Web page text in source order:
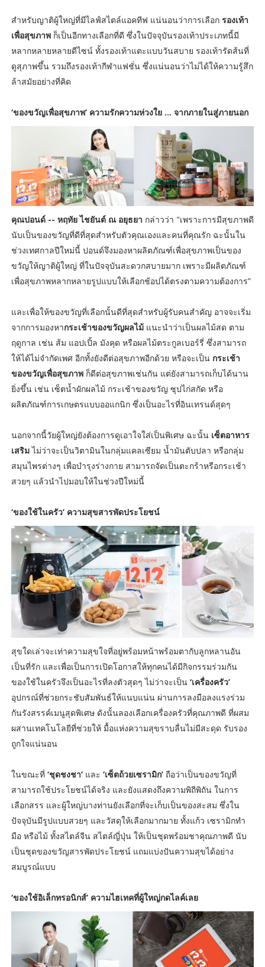
สำหรับญาติผู้ใหญ่ที่มีไลฟ์สไตล์แอคทีฟ แน่นอนว่าการเลือก รองเท้า
เพื่อสุขภาพก็เป็นอีกทางเลือกที่ดี ซึ่งในปัจจุบันรองเท้าประเภทนี้มี
หลากหลายหลายดีไซน์ ทั้งรองเท้าแตะแบบวันสบาย รองเท้ารัดส้นที่
ดูสุภาพขึ้น รวมถึงรองเท้ากีฬาแฟชั่น ซึ่งแน่นอนว่าไม่ได้ให้ความรู้สึก
ล้าสมัยอย่างที่คิด
‘ของขวัญเพื่อสุขภาพ’ ความรักความห่วงใย … จากภายในสู่ภายนอก
คุณปอนด์ -- หฤทัย ไชยันต์ ณ อยุธยา กล่าวว่า "เพราะการมีสุขภาพดี
นับเป็นของขวัญที่ดีที่สุดสำหรับตัวคุณเองและคนที่คุณรัก ฉะนั้นใน
ช่วงเทศกาลปีใหม่นี้ ปอนด์จึงมองหาผลิตภัณฑ์เพื่อสุขภาพเป็นของ
ขวัญให้ญาติผู้ใหญ่ ที่ในปัจจุบันสะดวกสบายมาก เพราะมีผลิตภัณฑ์
เพื่อสุขภาพหลากหลายรูปแบบให้เลือกช้อปได้ตรงตามความต้องการ”
และเพื่อให้ของขวัญที่เลือกนั้นดีที่สุดสำหรับผู้รับคนสำคัญ อาจจะเริ่ม
จากการมองหากระเช้าของขวัญผลไม้ แนะนำว่าเป็นผลไม้สด ตาม
ฤดูกาล เช่น ส้ม แอปเปิ้ล มังคุด หรือผลไม้ตระกูลเบอร์รี่ ซึ่งสามารถ
ให้ได้ไม่จำกัดเพศ อีกทั้งยังดีต่อสุขภาพอีกด้วย หรือจะเป็น กระเช้า
ของขวัญเพื่อสุขภาพก็ดีต่อสุขภาพเช่นกัน แต่ยังสามารถเก็บได้นาน
ยิ่งขึ้น เช่น เซ็ตน้ำผักผลไม้ กระเช้าของขวัญ ซุปไก่สกัด หรือ
ผลิตภัณฑ์การเกษตรแบบออแกนิก ซึ่งเป็นอะไรที่อินเทรนด์สุดๆ
นอกจากนี้วัยผู้ใหญ่ยังต้องการดูเอาใจใส่เป็นพิเศษ ฉะนั้นเซ็ตอาหาร
เสริมไม่ว่าจะเป็นวิตามินในกลุ่มแคลเซียม น้ำมันตับปลา หรือกลุ่ม
สมุนไพรต่างๆ เพื่อบำรุงร่างกาย สามารถจัดเป็นตะกร้าหรือกระเช้า
สวยๆ แล้วนำไปมอบให้ในช่วงปีใหม่นี้
‘ของใช้ในครัว’ ความสุขสารพัดประโยชน์
สุขใดเล่าจะเท่าความสุขใจที่อยู่พร้อมหน้าพร้อมตากับลูกหลานอัน
เป็นที่รัก และเพื่อเป็นการเปิดโอกาสให้ทุกคนได้มีกิจกรรมร่วมกัน
ของใช้ในครัวจึงเป็นอะไรที่ลงตัวสุดๆ ไม่ว่าจะเป็น‘เครื่องครัว’
อุปกรณ์ที่ช่วยกระชับสัมพันธ์ให้แนบแน่น ผ่านการลงมือลงแรงร่วม
กันรังสรรค์เมนูสุดพิเศษ ดังนั้นลองเลือกเครื่องครัวที่คุณภาพดี ที่ผสม
ผสานเทคโนโลยีที่ช่วยให้ มื้อแห่งความสุขราบลื่นไม่มีสะดุด รับรอง
ถูกใจแน่นอน
ในขณะที่ ‘ชุดชงชา’ และ ‘เซ็ตถ้วยเซรามิก’ถือว่าเป็นของขวัญที่
สามารถใช้ประโยชน์ได้จริง และยังแสดงถึงความพิถีพิถัน ในการ
เลือกสรร และผู้ใหญ่บางท่านยังเลือกที่จะเก็บเป็นของสะสม ซึ่งใน
ปัจจุบันมีรูปแบบสวยๆ และวัสดุให้เลือกมากมาย ทั้งแก้ว เซรามิกทำ
มือ หรือไม้ ทั้งสไตล์จีน สไตล์ญี่ปุ่น ให้เป็นชุดพร้อมชาคุณภาพดี นับ
เป็นชุดของขวัญสารพัดประโยชน์ แถมแบ่งปันความสุขได้อย่าง
สมบูรณ์แบบ
‘ของใช้อิเล็กทรอนิกส์’ ความไฮเทคที่ผู้ใหญ่กดไลค์เลย